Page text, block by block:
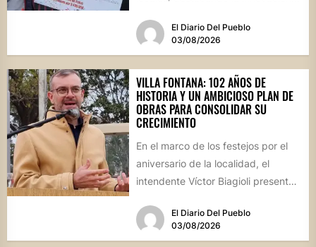
El Diario Del Pueblo
03/08/2026
VILLA FONTANA: 102 AÑOS DE
HISTORIA Y UN AMBICIOSO PLAN DE
OBRAS PARA CONSOLIDAR SU
CRECIMIENTO
En el marco de los festejos por el
aniversario de la localidad, el
intendente Víctor Biagioli presentó
El Diario Del Pueblo
03/08/2026